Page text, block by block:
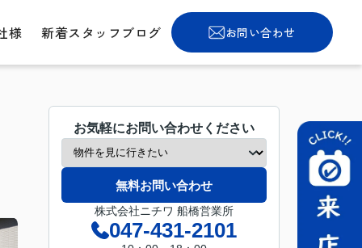
様 新着スタッフブログ お問い合わせ
お気軽にお問い合わせください
無料お問い合わせ
株式会社ニチワ 船橋営業所
047-431-2101